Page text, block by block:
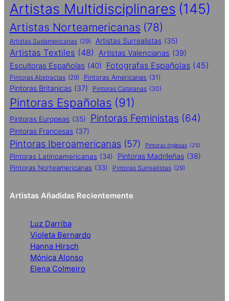
Artistas Multidisciplinares (145)
Artistas Norteamericanas (78)
Artistas Sudamericanas (29) Artistas Surrealistas (35)
Artistas Textiles (48) Artistas Valencianas (39)
Escultoras Españolas (40) Fotografas Españolas (45)
Pintoras Abstractas (29) Pintoras Americanas (31)
Pintoras Britanicas (37) Pintoras Catalanas (30)
Pintoras Españolas (91)
Pintoras Europeas (35) Pintoras Feministas (64)
Pintoras Francesas (37)
Pintoras Iberoamericanas (57) Pintoras Inglesas (25)
Pintoras Latinoamericanas (34) Pintoras Madrileñas (38)
Pintoras Norteamericanas (33) Pintoras Surrealistas (29)
Artistas Añadidas Recientemente
Luz Darriba
Violeta Bernardo
Hanna Hirsch
Mónica Alonso
Elena Colmeiro